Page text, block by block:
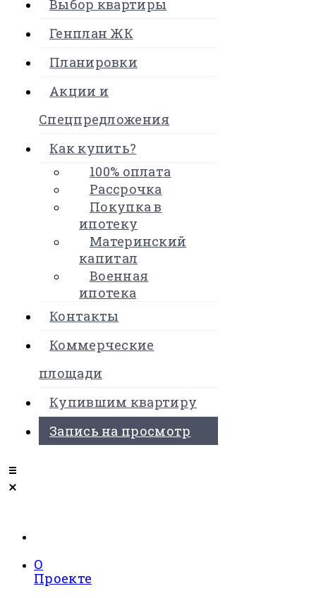
Выбор квартиры
Генплан ЖК
Планировки
Акции и
Спецпредложения
Как купить?
100% оплата
Рассрочка
Покупка в
ипотеку
Материнский
капитал
Военная
ипотека
Контакты
Коммерческие
площади
Купившим квартиру
Запись на просмотр
О
Проекте